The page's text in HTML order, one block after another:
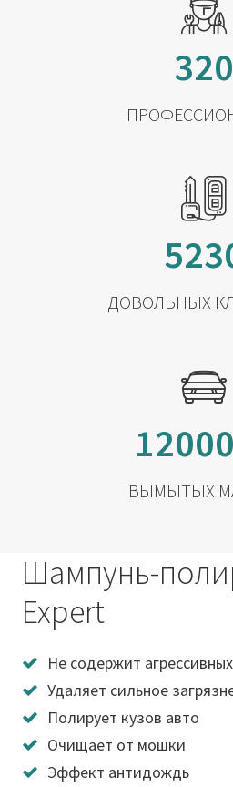
320
ДОВОЛЬНЫХ
ВЫМЫТЫХ
Шампунь-
Expert
Не содержит
Удаляет сильное
Полирует кузов авто
Очищает от мошки
Эффект антидождь